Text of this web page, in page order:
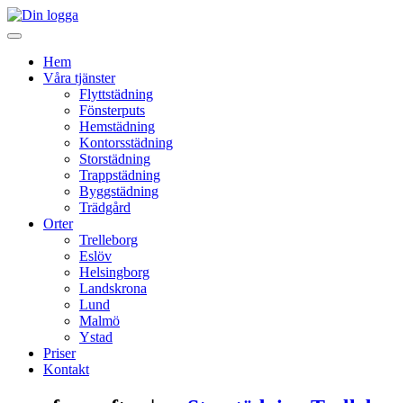
Hem
Våra tjänster
Flyttstädning
Fönsterputs
Hemstädning
Kontorsstädning
Storstädning
Trappstädning
Byggstädning
Trädgård
Orter
Trelleborg
Eslöv
Helsingborg
Landskrona
Lund
Malmö
Ystad
Priser
Kontakt